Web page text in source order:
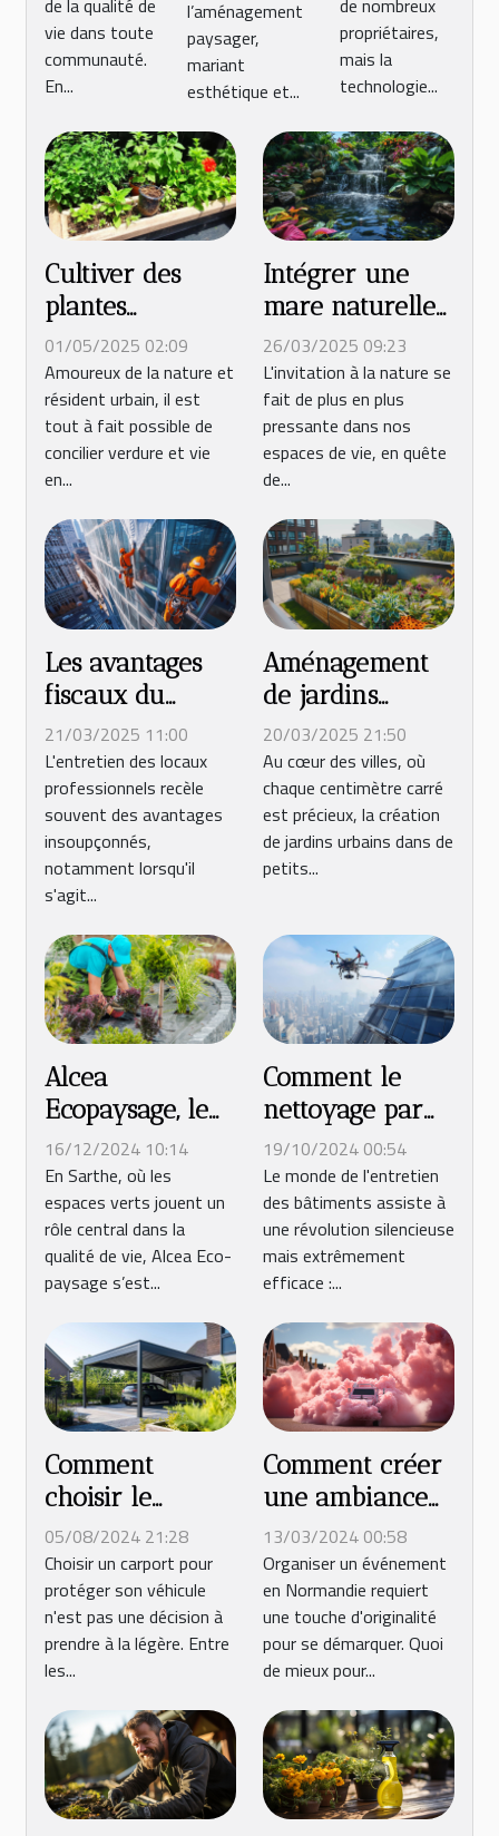
vie dans toute
communauté.
En...
l’aménagement
paysager,
mariant
esthétique et...
propriétaires,
mais la
technologie...
Cultiver des
plantes
aromatiques en
balcon profiter
de saveurs
fraîches en
ville
01/05/2025 02:09
Amoureux de la nature et
résident urbain, il est
tout à fait possible de
concilier verdure et vie
en...
Intégrer une
mare naturelle
dans votre
jardin favorisez
la biodiversité
et la détente
26/03/2025 09:23
L'invitation à la nature se
fait de plus en plus
pressante dans nos
espaces de vie, en quête
de...
Les avantages
fiscaux du
nettoyage de
vitres par une
entreprise
spécialisée
21/03/2025 11:00
L'entretien des locaux
professionnels recèle
souvent des avantages
insoupçonnés,
notamment lorsqu'il
s'agit...
Aménagement
de jardins
urbains petits
espaces et
astuces
20/03/2025 21:50
Au cœur des villes, où
chaque centimètre carré
est précieux, la création
de jardins urbains dans de
petits...
Alcea
Ecopaysage, le
paysagiste n°1
en Sarthe
16/12/2024 10:14
En Sarthe, où les
espaces verts jouent un
rôle central dans la
qualité de vie, Alcea Eco-
paysage s’est...
Comment le
nettoyage par
drone
révolutionne
l'entretien des
bâtiments
19/10/2024 00:54
Le monde de l'entretien
des bâtiments assiste à
une révolution silencieuse
mais extrêmement
efficace :...
Comment
choisir le
carport idéal
pour votre
véhicule
05/08/2024 21:28
Choisir un carport pour
protéger son véhicule
n'est pas une décision à
prendre à la légère. Entre
les...
Comment créer
une ambiance
festive avec une
machine à
barbe à papa
pour votre
événement en
13/03/2024 00:58
Organiser un événement
en Normandie requiert
une touche d'originalité
pour se démarquer. Quoi
de mieux pour...